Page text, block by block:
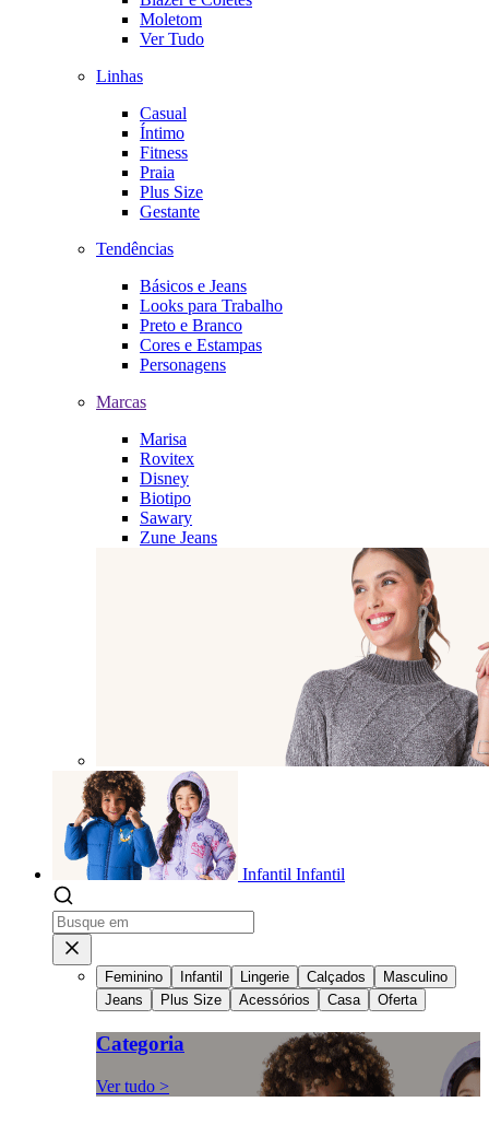
Moletom
Ver Tudo
Linhas
Casual
Íntimo
Fitness
Praia
Plus Size
Gestante
Tendências
Básicos e Jeans
Looks para Trabalho
Preto e Branco
Cores e Estampas
Personagens
Marcas
Marisa
Rovitex
Disney
Biotipo
Sawary
Zune Jeans
Infantil Infantil
Feminino Infantil Lingerie Calçados
Masculino
Jeans
Plus Size Acessórios Casa Oferta
Categoria
Ver tudo >